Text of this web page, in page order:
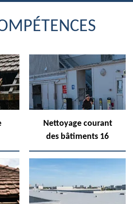
Nettoyage courant
des bâtiments 16